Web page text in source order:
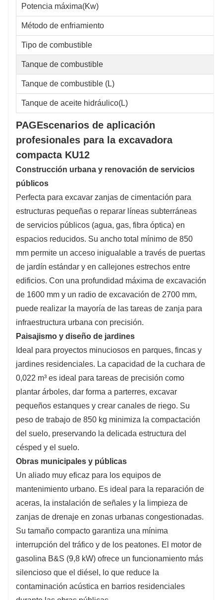
Potencia máxima(Kw)
Método de enfriamiento
Tipo de combustible
Tanque de combustible
Tanque de combustible (L)
Tanque de aceite hidráulico(L)
PAGEscenarios de aplicación
profesionales para la excavadora
compacta KU12
Construcción urbana y renovación de servicios
públicos
Perfecta para excavar zanjas de cimentación para
estructuras pequeñas o reparar líneas subterráneas
de servicios públicos (agua, gas, fibra óptica) en
espacios reducidos. Su ancho total mínimo de 850
mm permite un acceso inigualable a través de puertas
de jardín estándar y en callejones estrechos entre
edificios. Con una profundidad máxima de excavación
de 1600 mm y un radio de excavación de 2700 mm,
puede realizar la mayoría de las tareas de zanja para
infraestructura urbana con precisión.
Paisajismo y diseño de jardines
Ideal para proyectos minuciosos en parques, fincas y
jardines residenciales. La capacidad de la cuchara de
0,022 m³ es ideal para tareas de precisión como
plantar árboles, dar forma a parterres, excavar
pequeños estanques y crear canales de riego. Su
peso de trabajo de 850 kg minimiza la compactación
del suelo, preservando la delicada estructura del
césped y el suelo.
Obras municipales y públicas
Un aliado muy eficaz para los equipos de
mantenimiento urbano. Es ideal para la reparación de
aceras, la instalación de señales y la limpieza de
zanjas de drenaje en zonas urbanas congestionadas.
Su tamaño compacto garantiza una mínima
interrupción del tráfico y de los peatones. El motor de
gasolina B&S (9,8 kW) ofrece un funcionamiento más
silencioso que el diésel, lo que reduce la
contaminación acústica en barrios residenciales